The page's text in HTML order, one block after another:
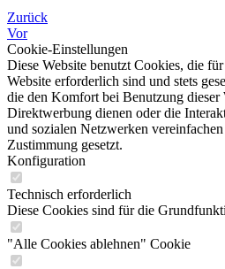
Zurück
Vor
Cookie-Einstellungen
Diese Website benutzt Cookies, die
Website erforderlich sind und stets
die den Komfort bei Benutzung dieser
Direktwerbung dienen oder die
und sozialen Netzwerken
Zustimmung gesetzt.
Konfiguration
Technisch erforderlich
Diese Cookies sind für die
"Alle Cookies ablehnen" Cookie